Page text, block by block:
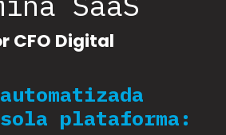
CFO Digital
plataforma: